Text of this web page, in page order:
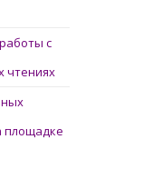
с
чтениях
площадке